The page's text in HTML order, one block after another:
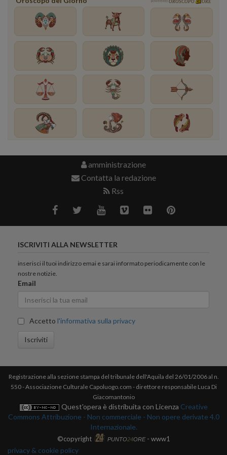
OROSCOPO ORE
amministrazione
Contatta la redazione
Rss
ISCRIVITI ALLA NEWSLETTER
inserisci il tuoi indirizzo emai e sarai informato periodicamente con le
nostre notizie.
Email
Accetto l'informativa sulla privacy
Iscriviti
Registrazione alla sezione stampa del tribunale dell'Aquila del 26/01/2006 al n.
550 - Associazione Culturale Capoluogo.com - direttore responsabile Luca Di
Giacomantonio
Quest'opera è distribuita con Licenza Creative
Commons Attribuzione - Non commerciale - Non opere derivate 4.0
Internazionale.
©copyright PUNTO24ORE- www1
privacy & cookie policy